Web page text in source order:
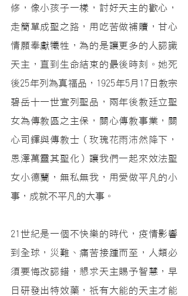
修，像小孩子一樣，討好天主的歡心，
走簡單成聖之路，用吃苦做補贖，甘心
情願奉獻犧牲，為的是讓更多的人認識
天主，直到生命結束的最後時刻。她死
後25年列為真福品，1925年5月17日教宗
碧岳十一世宣列聖品，兩年後教廷立聖
女為傳教區之主保，關心傳教事業，關
心司鐸與傳教士（玫瑰花雨沛然降下，
恩澤萬靈其聖化）讓我們一起來效法聖
女小德蘭，無私無我，用愛做平凡的小
事，成就不平凡的大事。
21世紀是一個不快樂的時代，疫情影響
到全球，災難、痛苦接踵而至，人類必
須要悔改認錯，懇求天主賜予智慧，早
日研發出特效藥，祇有大能的天主才能